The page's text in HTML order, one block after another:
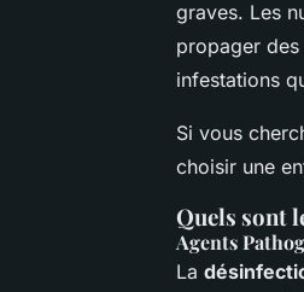
graves. Les
propager
infestations
Si vous
choisir une
Quels sont
Agents
La